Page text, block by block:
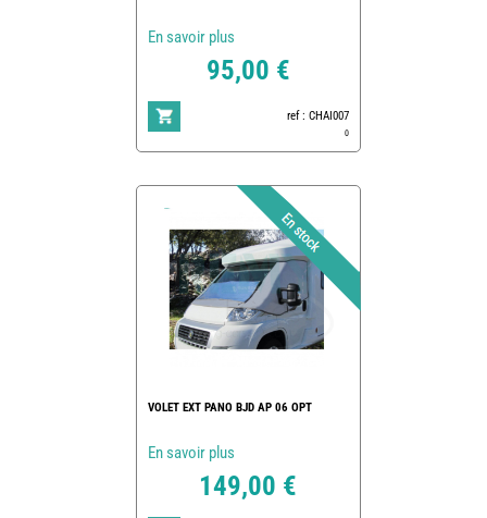
En savoir plus
95,00 €
ref : CHAI007
0
VOLET EXT PANO BJD AP 06 OPT
En savoir plus
149,00 €